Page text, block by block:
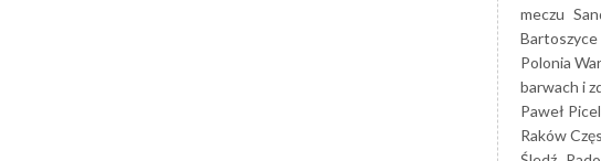
meczu
Bartoszyce
Polonia
barwach i
Paweł
Raków